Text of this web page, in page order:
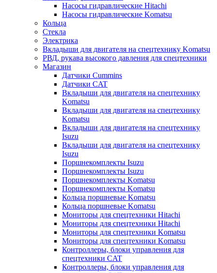
Насосы гидравлические Hitachi
Насосы гидравлические Komatsu
Кольца
Стекла
Электрика
Вкладыши для двигателя на спецтехнику Komatsu
РВД, рукава высокого давления для спецтехники
Магазин
Датчики Cummins
Датчики CAT
Вкладыши для двигателя на спецтехнику
Komatsu
Вкладыши для двигателя на спецтехнику
Komatsu
Вкладыши для двигателя на спецтехнику
Isuzu
Вкладыши для двигателя на спецтехнику
Isuzu
Поршнекомплекты Isuzu
Поршнекомплекты Isuzu
Поршнекомплекты Komatsu
Поршнекомплекты Komatsu
Кольца поршневые Komatsu
Кольца поршневые Komatsu
Мониторы для спецтехники Hitachi
Мониторы для спецтехники Hitachi
Мониторы для спецтехники Komatsu
Мониторы для спецтехники Komatsu
Контроллеры, блоки управления для
спецтехники CAT
Контроллеры, блоки управления для